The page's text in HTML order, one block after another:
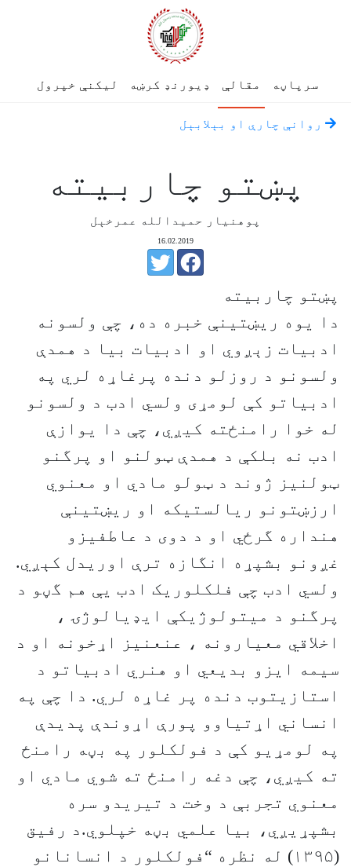
سرپاڼه مقالې ډیورنډ کرښه لیکنې خپرول
روانې چارې او بېلابېل
پښتو چاربیته
پوهنیار حمیدالله عمرخېل
16.02.2019
پښتو چاربیته
دا يوه ريښتينې خبره ده، چې ولسونه
ادبيات زېږوي او ادبيات بيا د همدې
ولسونو د روزلو دنده پرغاړه لري په
ادبياتو کې لومړى ولسي ادب د ولسونو
له خوا رامنځته کيږي، چې دا يوازې
ادب نه بلکې د همدې ټولنو او پرگنو
ټولنیز ژوند د ټولو مادي او معنوي
ارزښتونو ريالستيکه او ريښتينې
هنداره گرځي او د دوى د عاطفيزو
غږونو بشپړه انگازه ترې اوريدل کېږي.
ولسي ادب چې فلکلوريک ادب يې هم گڼو د
پرگنو د ميتولوژيکې ايډيالوژۍ ،
اخلاقي معيارونه ، عنعنيز اړخونه او د
سيمه ايزو بديعي او هنري ادبياتو د
استازيتوب دنده پر غاړه لري. دا چې په
انساني اړتیاوو پورې اړوندې پدیدې
په لومړیو کې د فولکلور په بڼه رامنځ
ته کیږي، چې دغه رامنځ ته شوي مادي او
معنوي تجربې د وخت د تیریدو سره
بشپړیږي، بیا علمي بڼه خپلوي.د رفیق
(۱۳۹۵) له نظره “فولکلور د انسانانو